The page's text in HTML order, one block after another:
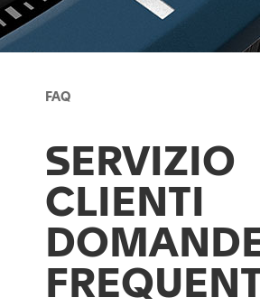
FAQ
SERVIZIO
CLIENTI